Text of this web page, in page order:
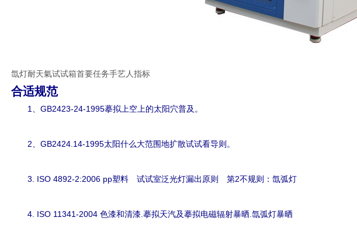
氙灯耐天氣试试箱首要任务手艺人指标
合适规范
1、GB2423-24-1995摹拟上空上的太阳穴普及。
2、GB2424.14-1995太阳什么大范围地扩散试试看导则。
3. ISO 4892-2:2006 pp塑料 试试室泛光灯漏出原则 第2不规则：氙弧灯
4. ISO 11341-2004 色漆和清漆.摹拟天汽及摹拟电磁辐射暴晒.氙弧灯暴晒